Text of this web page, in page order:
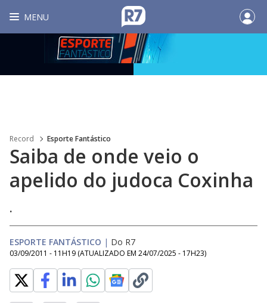
MENU
Record Esporte Fantástico
Saiba de onde veio o
apelido do judoca Coxinha
.
ESPORTE FANTÁSTICO | Do R7
03/09/2011 - 11H19 (ATUALIZADO EM 24/07/2025 - 17H23)